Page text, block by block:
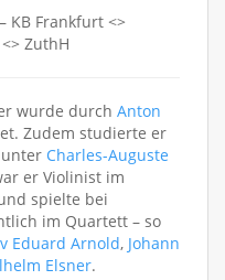
KB Frankfurt <>
ZuthH
wurde durch Anton
Zudem studierte er
Charles-Auguste
er Violinist im
spielte bei
im Quartett – so
Eduard Arnold, Johann
Elsner.